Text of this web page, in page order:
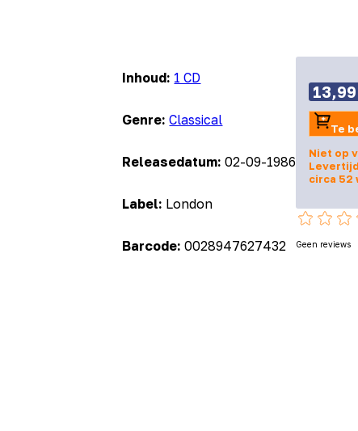
Inhoud: 1 CD
Genre:Classical
Releasedatum:02-09-1986
Label: London
Barcode:0028947627432
13,99
Te
Niet op
circa 52
Geen reviews